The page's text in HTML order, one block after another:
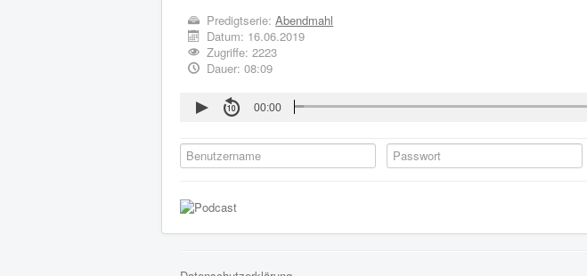
Predigtserie:Abendmahl
Datum: 16.06.2019
Zugriffe: 2223
Dauer: 08:09
00:00